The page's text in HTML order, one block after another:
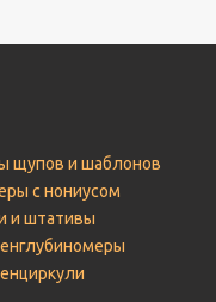
щупов и шаблонов
с нониусом
и штативы